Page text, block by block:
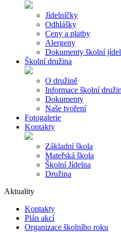
Jídelníčky
Odhlášky
Ceny a platby
Alergeny
Dokumenty školní
Školní družina
O družině
Informace školní
Dokumenty
Naše tvoření
Fotogalerie
Kontakty
Základní škola
Mateřská škola
Školní Jídelna
Družina
Aktuality
Kontakty
Plán akcí
Organizace školního roku